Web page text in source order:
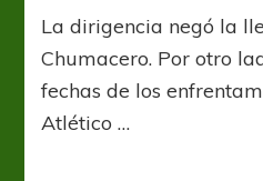
La dirigencia negó la
Chumacero. Por otro
fechas de los
Atlético …